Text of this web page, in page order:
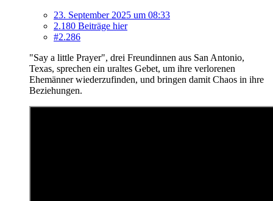
23. September 2025 um 08:33
2.180 Beiträge hier
#2.286
"Say a little Prayer", drei Freundinnen aus San Antonio,
Texas, sprechen ein uraltes Gebet, um ihre verlorenen
Ehemänner wiederzufinden, und bringen damit Chaos in ihre
Beziehungen.